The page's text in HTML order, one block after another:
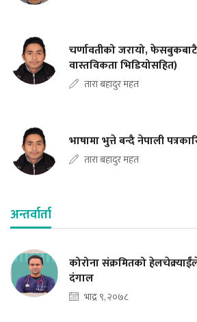
चर्णावतीको जरायो,
वास्तविकता भिडियोसहित)
तारा बहादुर महत
भाषामा भुत्ते बन्दै नेपाली
तारा बहादुर महत
अन्तर्वार्ता
कोरोना संक्रमितको
दंगाल
भाद्र ९, २०७८